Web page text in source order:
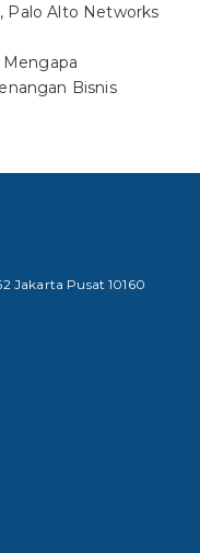
Palo Alto Networks
Bisnis
Jakarta Pusat 10160